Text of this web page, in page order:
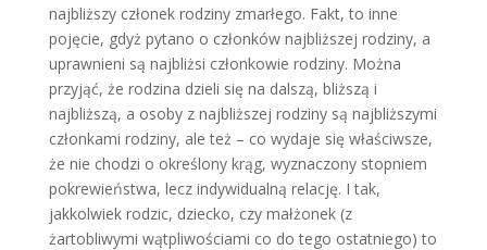
najbliższy członek rodziny zmarłego. Fakt, to inne
pojęcie, gdyż pytano o członków najbliższej rodziny, a
uprawnieni są najbliżsi członkowie rodziny. Można
przyjąć, że rodzina dzieli się na dalszą, bliższą i
najbliższą, a osoby z najbliższej rodziny są najbliższymi
członkami rodziny, ale też – co wydaje się właściwsze,
że nie chodzi o określony krąg, wyznaczony stopniem
pokrewieństwa, lecz indywidualną relację. I tak,
jakkolwiek rodzic, dziecko, czy małżonek (z
żartobliwymi wątpliwościami co do tego ostatniego) to